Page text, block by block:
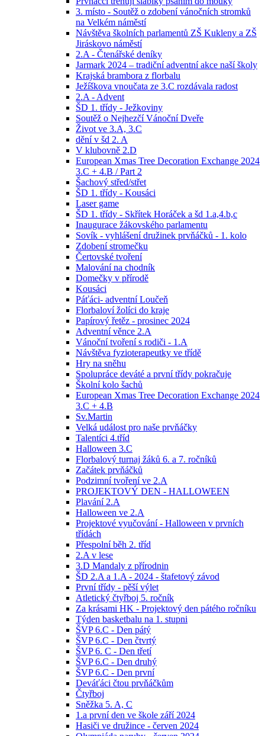
3. místo - Soutěž o zdobení vánočních stromků
na Velkém náměstí
Návštěva školních parlamentů ZŠ Kukleny a ZŠ
Jiráskovo náměstí
2.A - Čtenářské deníky
Jarmark 2024 – tradiční adventní akce naší školy
Krajská brambora z florbalu
Ježíškova vnoučata ze 3.C rozdávala radost
2.A - Advent
ŠD 1. třídy - Ježkoviny
Soutěž o Nejhezčí Vánoční Dveře
Život ve 3.A, 3.C
dění v šd 2. A
V klubovně 2.D
European Xmas Tree Decoration Exchange 2024
3.C + 4.B / Part 2
Šachový střed/střet
ŠD 1. třídy - Kousáci
Laser game
ŠD 1. třídy - Skřítek Horáček a šd 1.a,4.b,c
Inaugurace žákovského parlamentu
Sovík - vyhlášení družinek prvňáčků - 1. kolo
Zdobení stromečku
Čertovské tvoření
Malování na chodník
Domečky v přírodě
Kousáci
Páťáci- adventní Loučeň
Florbaloví žolíci do kraje
Papírový řetěz - prosinec 2024
Adventní věnce 2.A
Vánoční tvoření s rodiči - 1.A
Návštěva fyzioterapeutky ve třídě
Hry na sněhu
Spolupráce deváté a první třídy pokračuje
Školní kolo šachů
European Xmas Tree Decoration Exchange 2024
3.C + 4.B
Sv.Martin
Velká událost pro naše prvňáčky
Talentíci 4.tříd
Halloween 3.C
Florbalový turnaj žáků 6. a 7. ročníků
Začátek prvňáčků
Podzimní tvoření ve 2.A
PROJEKTOVÝ DEN - HALLOWEEN
Plavání 2.A
Halloween ve 2.A
Projektové vyučování - Halloween v prvních
třídách
Přespolní běh 2. tříd
2.A v lese
3.D Mandaly z přírodnin
ŠD 2.A a 1.A - 2024 - štafetový závod
První třídy - pěší výlet
Atletický čtyřboj 5. ročník
Za krásami HK - Projektový den pátého ročníku
Týden basketbalu na 1. stupni
ŠVP 6.C - Den pátý
ŠVP 6.C - Den čtvrtý
ŠVP 6. C - Den třetí
ŠVP 6.C - Den druhý
ŠVP 6.C - Den první
Deváťáci čtou prvňáčkům
Čtyřboj
Sněžka 5. A, C
1.a první den ve škole září 2024
Hasiči ve družince - červen 2024